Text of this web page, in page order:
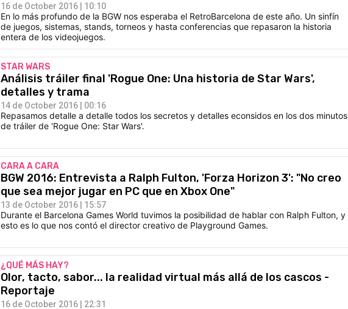
16 de October 2016 | 10:10
En lo más profundo de la BGW nos esperaba el RetroBarcelona de este año. Un sinfín
de juegos, sistemas, stands, torneos y hasta conferencias que repasaron la historia
entera de los videojuegos.
STAR WARS
Análisis tráiler final 'Rogue One: Una historia de Star Wars',
detalles y trama
14 de October 2016 | 00:16
Repasamos detalle a detalle todos los secretos y detalles econsidos en los dos minutos
de tráiler de 'Rogue One: Star Wars'.
CARA A CARA
BGW 2016: Entrevista a Ralph Fulton, 'Forza Horizon 3': "No creo
que sea mejor jugar en PC que en Xbox One"
13 de October 2016 | 15:57
Durante el Barcelona Games World tuvimos la posibilidad de hablar con Ralph Fulton, y
esto es lo que nos contó el director creativo de Playground Games.
¿QUÉ MÁS HAY?
Olor, tacto, sabor... la realidad virtual más allá de los cascos -
Reportaje
16 de October 2016 | 22:31